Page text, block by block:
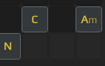
C Am
N